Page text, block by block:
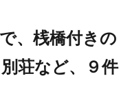
、桟橋付きの
荘など、９件